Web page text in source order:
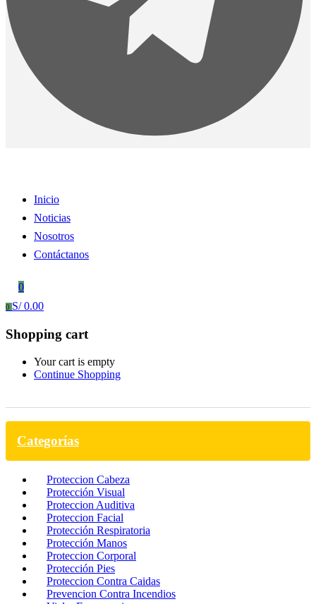
Inicio
Noticias
Nosotros
Contáctanos
0
0 S/0.00
Shopping cart
Your cart is empty
Continue Shopping
Categorías
Proteccion Cabeza
Protección Visual
Proteccion Auditiva
Proteccion Facial
Protección Respiratoria
Protección Manos
Proteccion Corporal
Protección Pies
Proteccion Contra Caidas
Prevencion Contra Incendios